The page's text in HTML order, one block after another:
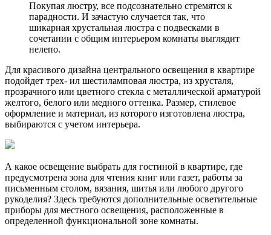
Покупая люстру, все подсознательно стремятся к
парадности. И зачастую случается так, что
шикарная хрустальная люстра с подвесками в
сочетании с общим интерьером комнаты выглядит
нелепо.
Для красивого дизайна центрального освещения в квартире
подойдет трех- ил шестиламповая люстра, из хрусталя,
прозрачного или цветного стекла с металлической арматурой
желтого, белого или медного оттенка. Размер, стилевое
оформление и материал, из которого изготовлена люстра,
выбираются с учетом интерьера.
А какое освещение выбрать для гостиной в квартире, где
предусмотрена зона для чтения книг или газет, работы за
письменным столом, вязания, шитья или любого другого
рукоделия? Здесь требуются дополнительные осветительные
приборы для местного освещения, расположенные в
определенной функциональной зоне комнаты.